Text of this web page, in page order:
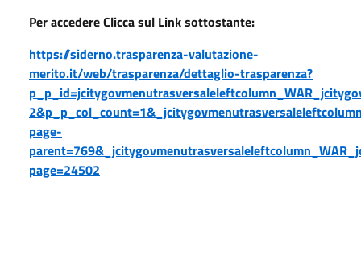
Per accedere Clicca sul Link sottostante:
https://siderno.trasparenza-valutazione-
merito.it/web/trasparenza/dettaglio-trasparenza?
page-
page=24502